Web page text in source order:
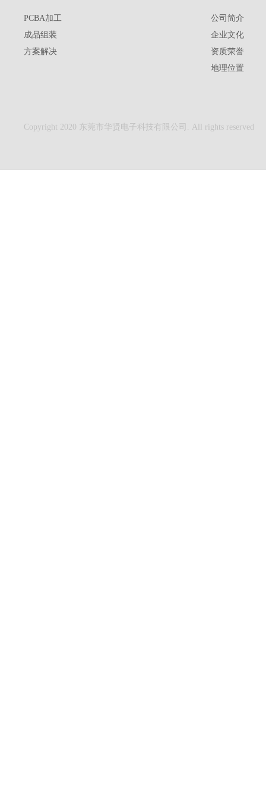
PCBA加工
成品组装
方案解决
公司简介
企业文化
资质荣誉
地理位置
Copyright 2020 东莞市华贤电子科技有限公司. All rights reserved